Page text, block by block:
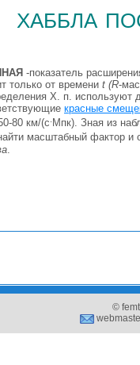
хаббла
-показатель
только от времени t (R-
X. п. используют
красные
80 км/(с Мпк). Зная из
масштабный фактор и
©